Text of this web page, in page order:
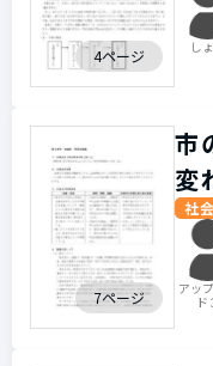
4ページ し
7ページ
市
変
社会
アップ
ド